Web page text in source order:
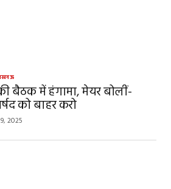
बैठक में हंगामा, मेयर बोलीं-
को बाहर करो
2025